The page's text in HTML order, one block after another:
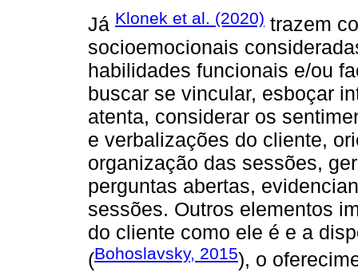
Já Klonek et al. (2020) trazem
socioemocionais
habilidades funcionais e/ou
buscar se vincular, esboçar
atenta, considerar os
e verbalizações do cliente,
organização das sessões,
perguntas abertas,
sessões. Outros elementos
do cliente como ele é e a
(Bohoslavsky, 2015), o